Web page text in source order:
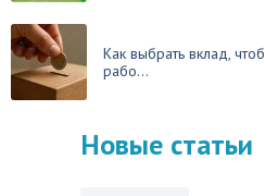
Как выбрать вклад,
рабо...
Новые статьи